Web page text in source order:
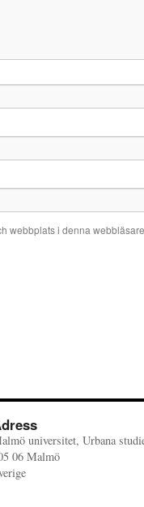
webbplats i denna
universitet, Urbana
06 Malmö